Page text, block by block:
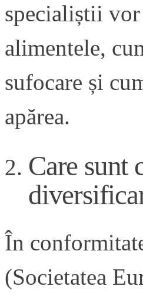
specialiștii
alimentele,
sufocare și
apărea.
Care sunt
În
(Societatea